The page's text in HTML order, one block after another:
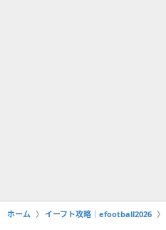
ホーム イーフト攻略｜efootball2026